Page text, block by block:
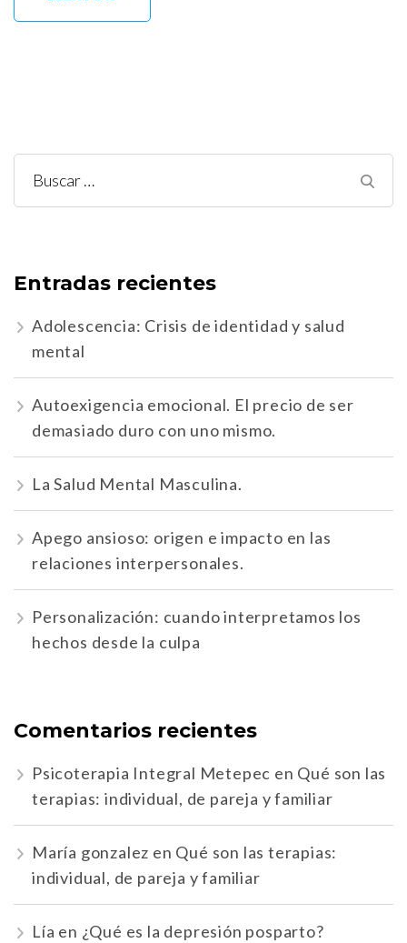
Buscar:
Entradas recientes
Adolescencia: Crisis de identidad y salud
mental
Autoexigencia emocional. El precio de ser
demasiado duro con uno mismo.
La Salud Mental Masculina.
Apego ansioso: origen e impacto en las
relaciones interpersonales.
Personalización: cuando interpretamos los
hechos desde la culpa
Comentarios recientes
Psicoterapia Integral Metepec en Qué son las
terapias: individual, de pareja y familiar
María gonzalez en Qué son las terapias:
individual, de pareja y familiar
Lía en ¿Qué es la depresión posparto?